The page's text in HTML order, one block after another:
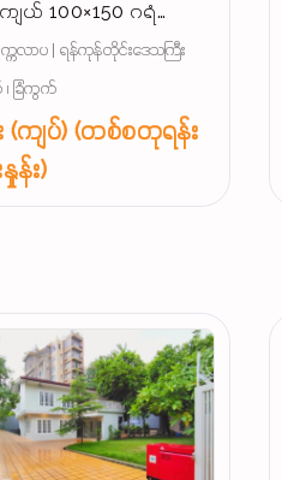
ယ် 100×150 ဂရံ
င့်မြေကွက်ရောင်းမည်
ကလာပ | ရန်ကုန်တိုင်းဒေသကြီး
၊ ခြံကွက်
(ကျပ်) (တစ်စတုရန်း
န်း)